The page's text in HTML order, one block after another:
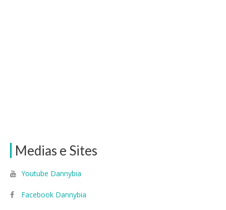
Medias e Sites
Youtube Dannybia
Facebook Dannybia